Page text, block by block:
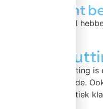
Assortiment
Bij betonschutting.nl
Een betonnen schutting
is nagenoeg hetzelfde.
combinatie. Van rustiek